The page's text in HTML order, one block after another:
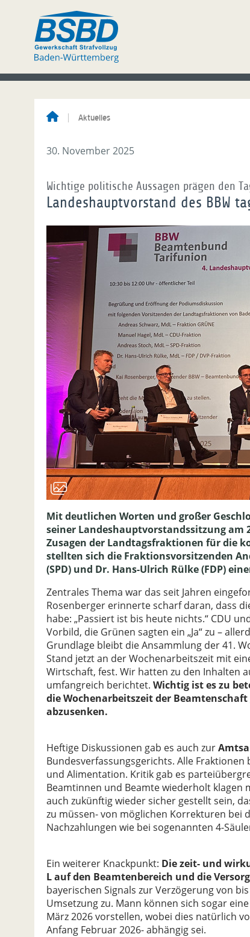
Aktuelles
30. November 2025
Wichtige politische Aussagen prägen den
Landeshauptvorstand des BBW
Mit deutlichen Worten und großer
seiner Landeshauptvorstandssitzung am
Zusagen der Landtagsfraktionen für die
stellten sich die Fraktionsvorsitzenden
(SPD) und Dr. Hans-Ulrich Rülke (FDP)
Zentrales Thema war das seit Jahren
Rosenberger erinnerte scharf daran, dass
habe: „Passiert ist bis heute nichts.“ CDU
Vorbild, die Grünen sagten ein „Ja“ zu –
Grundlage bleibt die Ansammlung der 41.
Stand jetzt an der Wochenarbeitszeit mit
Wirtschaft, fest. Wir hatten zu den Inhalten
umfangreich berichtet. Wichtig ist es zu
die Wochenarbeitszeit der
abzusenken.
Heftige Diskussionen gab es auch zur
Bundesverfassungsgerichts. Alle
und Alimentation. Kritik gab es
Beamtinnen und Beamte wiederholt klagen
auch zukünftig wieder sicher gestellt sein,
zu müssen- von möglichen Korrekturen bei
Nachzahlungen wie bei sogenannten 4-
Ein weiterer Knackpunkt: Die zeit- und
L auf den Beamtenbereich und die
bayerischen Signals zur Verzögerung von
Umsetzung zu. Mann können sich sogar
März 2026 vorstellen, wobei dies natürlich
Anfang Februar 2026- abhängig sei.